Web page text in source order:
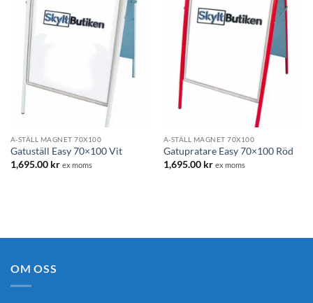
A-STÄLL MAGNET 70X100
Gatuställ Easy 70×100 Vit
1,695.00 kr ex moms
A-STÄLL MAGNET 70X100
Gatupratare Easy 70×100 Röd
1,695.00 kr ex moms
OM OSS